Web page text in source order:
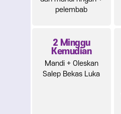
pelembab
2 Minggu
Kemudian
Mandi + Oleskan
Salep Bekas Luka